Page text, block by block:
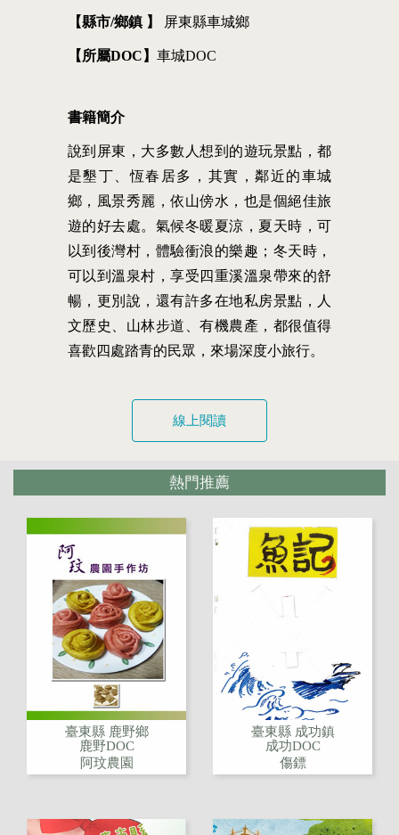
【縣市/鄉鎮 】 屏東縣車城鄉
【所屬DOC】 車城DOC
書籍簡介
說到屏東，大多數人想到的遊玩景點，都
是墾丁、恆春居多，其實，鄰近的車城
鄉，風景秀麗，依山傍水，也是個絕佳旅
遊的好去處。氣候冬暖夏涼，夏天時，可
以到後灣村，體驗衝浪的樂趣；冬天時，
可以到溫泉村，享受四重溪溫泉帶來的舒
暢，更別說，還有許多在地私房景點，人
文歷史、山林步道、有機農產，都很值得
喜歡四處踏青的民眾，來場深度小旅行。
線上閱讀
熱門推薦
臺東縣 鹿野鄉
鹿野DOC
阿玟農園
臺東縣 成功鎮
成功DOC
傷鏢